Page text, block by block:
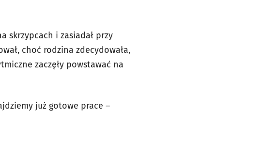
skrzypcach i zasiadał przy
choć rodzina zdecydowała,
zaczęły powstawać na
już gotowe prace –